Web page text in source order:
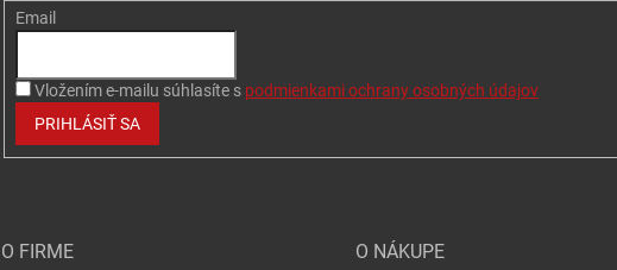
Email
Vložením e-mailu súhlasíte s podmienkami ochrany osobných údajov
PRIHLÁSIŤ SA
O FIRME O NÁKUPE